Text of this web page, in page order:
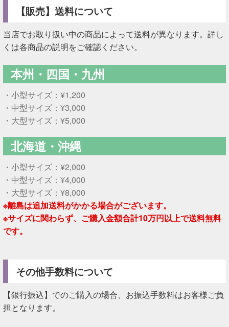
【販売】送料について
当店でお取り扱い中の商品によって送料が異なります。詳し
くは各商品の説明をご確認ください。
本州・四国・九州
・小型サイズ：¥1,200
・中型サイズ：¥3,000
・大型サイズ：¥5,000
北海道・沖縄
・小型サイズ：¥2,000
・中型サイズ：¥4,000
・大型サイズ：¥8,000
※離島は追加送料がかかる場合がございます。
※サイズに関わらず、ご購入金額合計10万円以上で送料無料
です。
その他手数料について
【銀行振込】でのご購入の場合、お振込手数料はお客様ご負
担となります。